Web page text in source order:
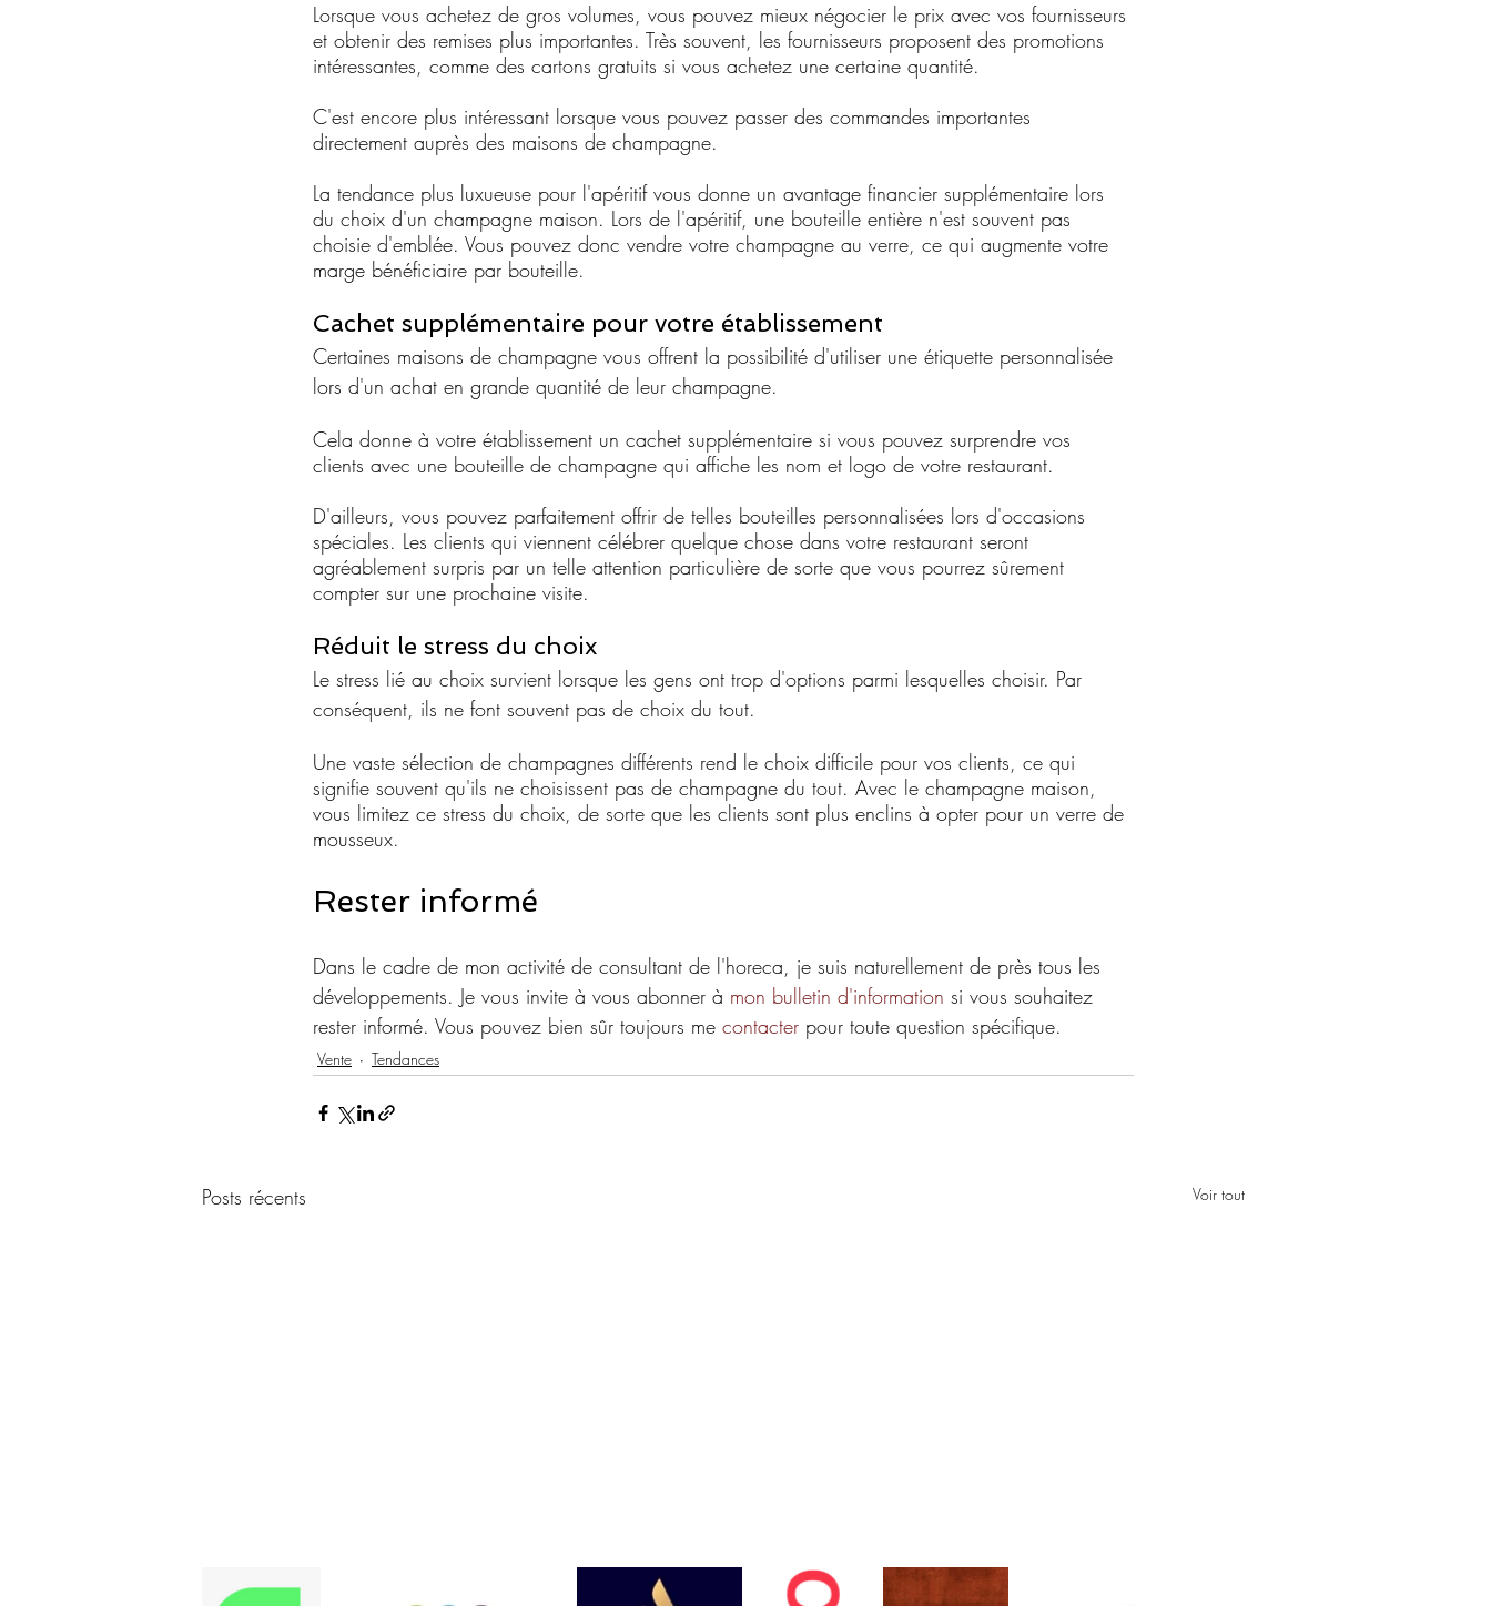
Lorsque vous achetez de gros volumes, vous pouvez mieux négocier le prix avec vos fournisseurs
et obtenir des remises plus importantes. Très souvent, les fournisseurs proposent des promotions
intéressantes, comme des cartons gratuits si vous achetez une certaine quantité.
C'est encore plus intéressant lorsque vous pouvez passer des commandes importantes
directement auprès des maisons de champagne.
La tendance plus luxueuse pour l'apéritif vous donne un avantage financier supplémentaire lors
du choix d'un champagne maison. Lors de l'apéritif, une bouteille entière n'est souvent pas
choisie d'emblée. Vous pouvez donc vendre votre champagne au verre, ce qui augmente votre
marge bénéficiaire par bouteille.
Cachet supplémentaire pour votre établissement
Certaines maisons de champagne vous offrent la possibilité d'utiliser une étiquette personnalisée
lors d'un achat en grande quantité de leur champagne.
Cela donne à votre établissement un cachet supplémentaire si vous pouvez surprendre vos
clients avec une bouteille de champagne qui affiche les nom et logo de votre restaurant.
D'ailleurs, vous pouvez parfaitement offrir de telles bouteilles personnalisées lors d'occasions
spéciales. Les clients qui viennent célébrer quelque chose dans votre restaurant seront
agréablement surpris par un telle attention particulière de sorte que vous pourrez sûrement
compter sur une prochaine visite.
Réduit le stress du choix
Le stress lié au choix survient lorsque les gens ont trop d'options parmi lesquelles choisir. Par
conséquent, ils ne font souvent pas de choix du tout.
Une vaste sélection de champagnes différents rend le choix difficile pour vos clients, ce qui
signifie souvent qu'ils ne choisissent pas de champagne du tout. Avec le champagne maison,
vous limitez ce stress du choix, de sorte que les clients sont plus enclins à opter pour un verre de
mousseux.
Rester informé
Dans le cadre de mon activité de consultant de l'horeca, je suis naturellement de près tous les
développements. Je vous invite à vous abonner à mon bulletin d'information si vous souhaitez
rester informé. Vous pouvez bien sûr toujours me contacter pour toute question spécifique.
Vente Tendances
Posts récents Voir tout